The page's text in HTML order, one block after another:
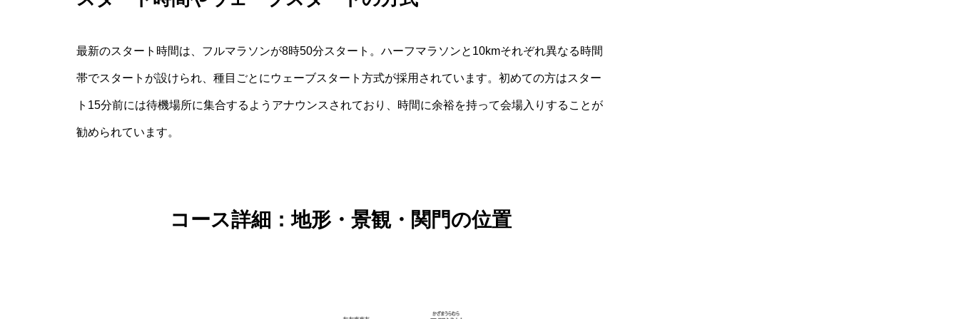
最新のスタート時間は、フルマラソンが8時50分スタート。ハーフマラソンと10kmそれぞれ異なる時間
帯でスタートが設けられ、種目ごとにウェーブスタート方式が採用されています。初めての方はスター
ト15分前には待機場所に集合するようアナウンスされており、時間に余裕を持って会場入りすることが
勧められています。
コース詳細：地形・景観・関門の位置